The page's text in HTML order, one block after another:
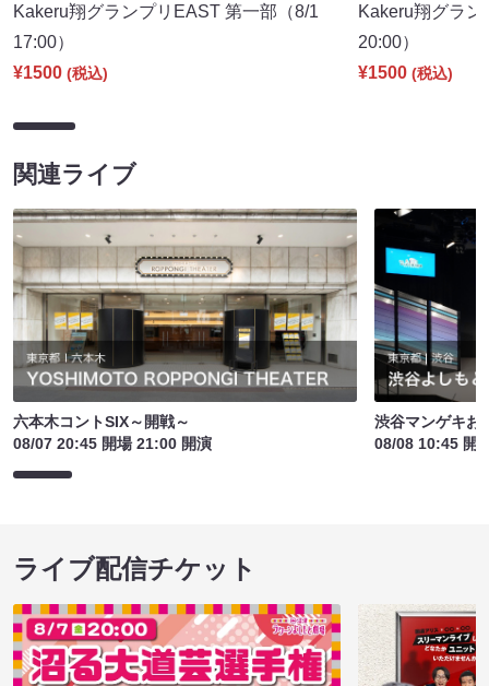
Kakeru翔グランプリEAST 第一部（8/1
17:00）
¥1500 (税込)
Kakeru翔グラ
20:00）
¥1500 (税込)
関連ライブ
六本木コントSIX～開戦～
08/07 20:45 開場 21:00 開演
渋谷マンゲキ
08/08 10:45 開
ライブ配信チケット